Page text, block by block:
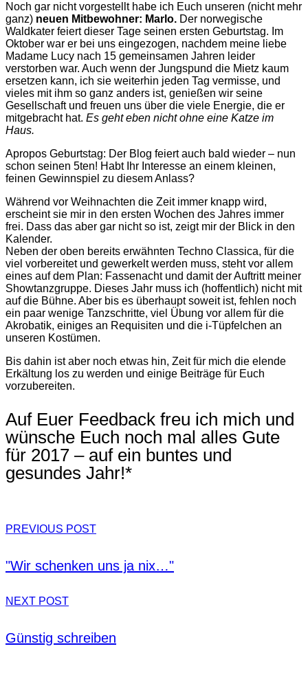
Noch gar nicht vorgestellt habe ich Euch unseren (nicht mehr
ganz) neuen Mitbewohner: Marlo. Der norwegische
Waldkater feiert dieser Tage seinen ersten Geburtstag. Im
Oktober war er bei uns eingezogen, nachdem meine liebe
Madame Lucy nach 15 gemeinsamen Jahren leider
verstorben war. Auch wenn der Jungspund die Mietz kaum
ersetzen kann, ich sie weiterhin jeden Tag vermisse, und
vieles mit ihm so ganz anders ist, genießen wir seine
Gesellschaft und freuen uns über die viele Energie, die er
mitgebracht hat. Es geht eben nicht ohne eine Katze im
Haus.
Apropos Geburtstag: Der Blog feiert auch bald wieder – nun
schon seinen 5ten! Habt Ihr Interesse an einem kleinen,
feinen Gewinnspiel zu diesem Anlass?
Während vor Weihnachten die Zeit immer knapp wird,
erscheint sie mir in den ersten Wochen des Jahres immer
frei. Dass das aber gar nicht so ist, zeigt mir der Blick in den
Kalender.
Neben der oben bereits erwähnten Techno Classica, für die
viel vorbereitet und gewerkelt werden muss, steht vor allem
eines auf dem Plan: Fassenacht und damit der Auftritt meiner
Showtanzgruppe. Dieses Jahr muss ich (hoffentlich) nicht mit
auf die Bühne. Aber bis es überhaupt soweit ist, fehlen noch
ein paar wenige Tanzschritte, viel Übung vor allem für die
Akrobatik, einiges an Requisiten und die i-Tüpfelchen an
unseren Kostümen.
Bis dahin ist aber noch etwas hin, Zeit für mich die elende
Erkältung los zu werden und einige Beiträge für Euch
vorzubereiten.
Auf Euer Feedback freu ich mich und
wünsche Euch noch mal alles Gute
für 2017 – auf ein buntes und
gesundes Jahr!*
PREVIOUS POST
"Wir schenken uns ja nix…"
NEXT POST
Günstig schreiben